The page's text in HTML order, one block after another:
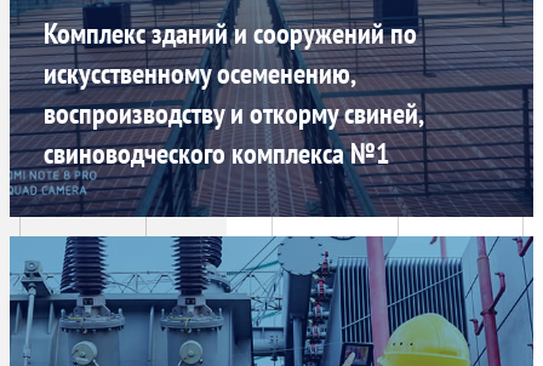
Комплекс зданий и сооружений по
искусственному осеменению,
воспроизводству и откорму свиней,
свиноводческого комплекса №1